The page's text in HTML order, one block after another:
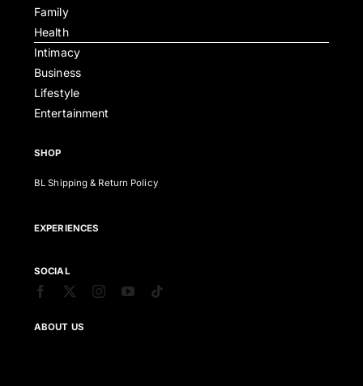
Family
Health
Intimacy
Business
Lifestyle
Entertainment
SHOP
BL Shipping & Return Policy
EXPERIENCES
SOCIAL
ABOUT US